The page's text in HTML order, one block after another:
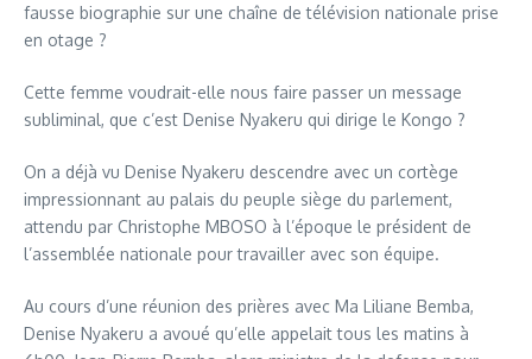
fausse biographie sur une chaîne de télévision nationale prise
en otage ?
Cette femme voudrait-elle nous faire passer un message
subliminal, que c’est Denise Nyakeru qui dirige le Kongo ?
On a déjà vu Denise Nyakeru descendre avec un cortège
impressionnant au palais du peuple siège du parlement,
attendu par Christophe MBOSO à l’époque le président de
l’assemblée nationale pour travailler avec son équipe.
Au cours d’une réunion des prières avec Ma Liliane Bemba,
Denise Nyakeru a avoué qu’elle appelait tous les matins à